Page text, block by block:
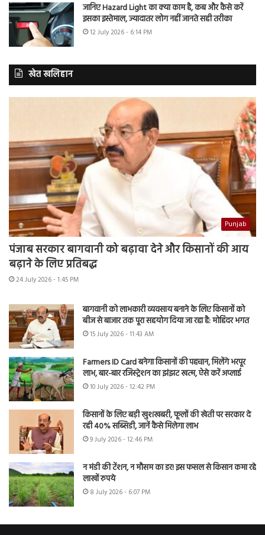
जानिए Hazard Light का क्या काम है, कब और कैसे करें
इसका इस्तेमाल, ज्यादातर लोग नहीं जानते सही तरीका
12 July 2026 - 6:14 PM
खेत खलिहान
Punjab
पंजाब सरकार बागवानी को बढ़ावा देने और किसानों की आय
बढ़ाने के लिए प्रतिबद्ध
24 July 2026 - 1:45 PM
बागवानी को लाभकारी व्यवसाय बनाने के लिए किसानों को
बीज से बाजार तक पूरा सहयोग दिया जा रहा है: मोहिंदर भगत
15 July 2026 - 11:43 AM
Farmers ID Card बनेगा किसानों की पहचान, मिलेंगे भरपूर
लाभ, बार-बार रजिस्ट्रेशन का झंझट खत्म, ऐसे करें अप्लाई
10 July 2026 - 12:42 PM
किसानों के लिए बड़ी खुशखबरी, फूलों की खेती पर सरकार दे
रही 40% सब्सिडी, जानें कैसे मिलेगा लाभ
9 July 2026 - 12:46 PM
न मंडी की टेंशन, न मौसम का डर! इस फसल से किसान कमा रहे
लाखों रुपये
8 July 2026 - 6:07 PM